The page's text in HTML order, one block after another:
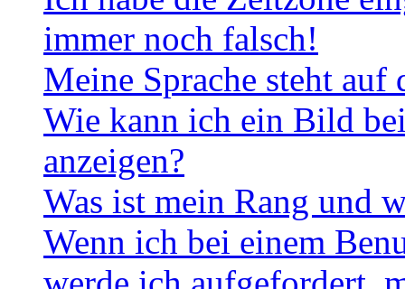
immer noch falsch!
Meine Sprache steht
Wie kann ich ein Bild
anzeigen?
Was ist mein Rang und
Wenn ich bei einem